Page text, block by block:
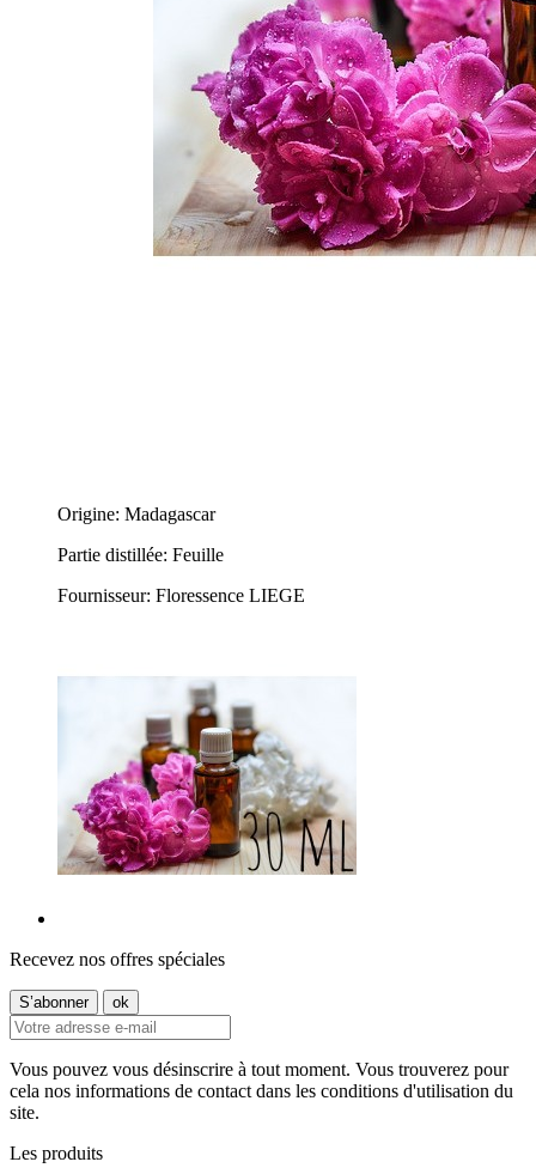
Origine: Madagascar
Partie distillée: Feuille
Fournisseur: Floressence LIEGE
Recevez nos offres spéciales
Vous pouvez vous désinscrire à tout moment. Vous trouverez pour
cela nos informations de contact dans les conditions d'utilisation du
site.
Les produits